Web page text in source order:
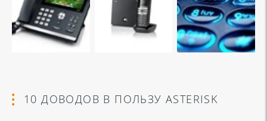
10 ДОВОДОВ В ПОЛЬЗУ ASTERISK